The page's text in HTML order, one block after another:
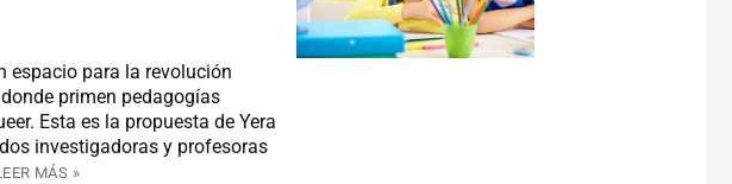
espacio para la revolución
primen pedagogías
Esta es la propuesta de Yera
investigadoras y profesoras
MÁS »